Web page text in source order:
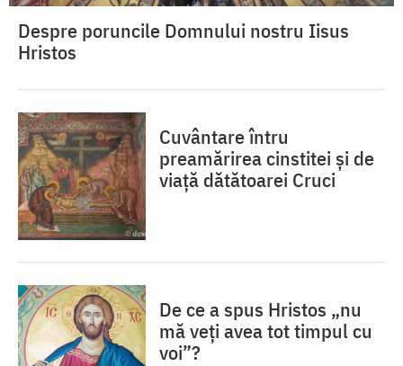
Despre poruncile Domnului nostru Iisus
Hristos
Cuvântare întru
preamărirea cinstitei și de
viață dătătoarei Cruci
De ce a spus Hristos „nu
mă veţi avea tot timpul cu
voi”?